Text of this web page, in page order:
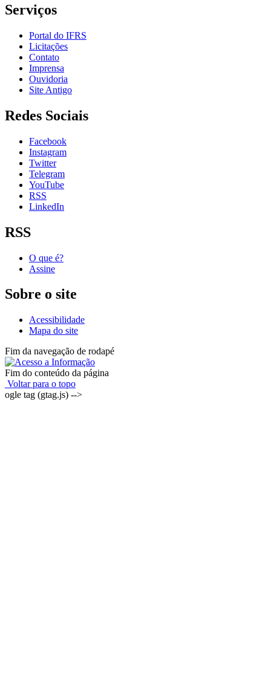
Serviços
Portal do IFRS
Licitações
Contato
Imprensa
Ouvidoria
Site Antigo
Redes Sociais
Facebook
Instagram
Twitter
Telegram
YouTube
RSS
LinkedIn
RSS
O que é?
Assine
Sobre o site
Acessibilidade
Mapa do site
Fim da navegação de rodapé
Fim do conteúdo da página
Voltar para o topo
ogle tag (gtag.js) -->